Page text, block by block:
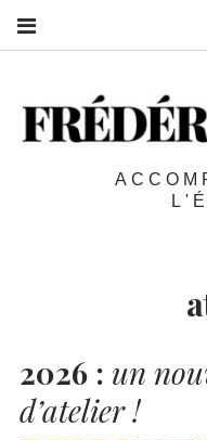
2026 : un
d’atelier !